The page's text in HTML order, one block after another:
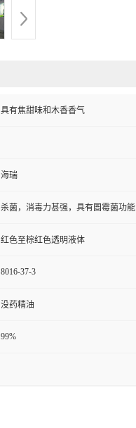
具有焦甜味和木香香气
海瑞
杀菌，消毒力甚强，具有圄霉菌功能
红色至棕红色透明液体
8016-37-3
没药精油
99%